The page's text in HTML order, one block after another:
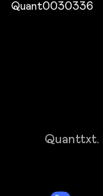
Quant0030336
Quanttxt.